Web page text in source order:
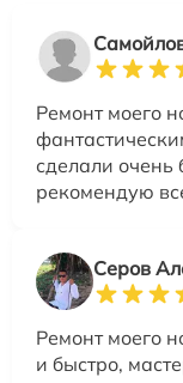
Ремонт моего
сделали очень
рекомендую
Серов
Ремонт моего
и быстро,